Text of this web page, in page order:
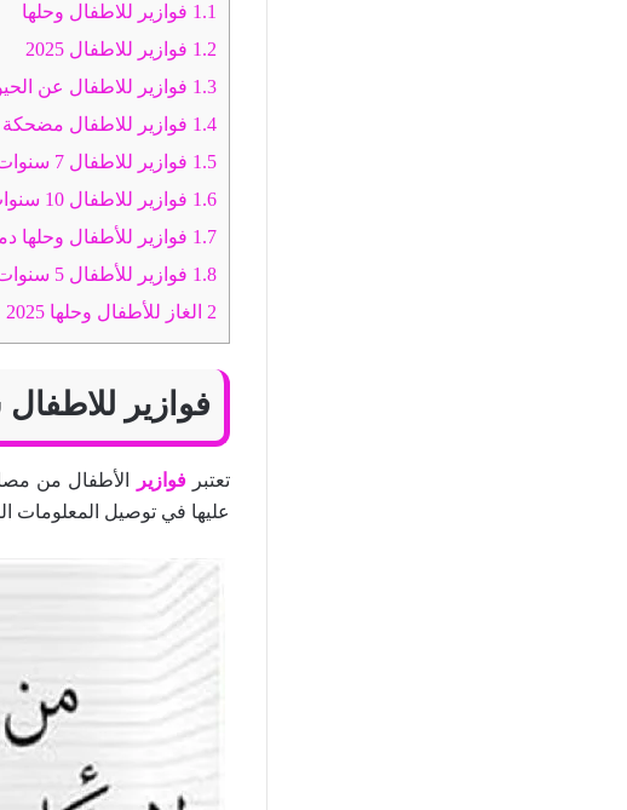
1.1 فوازير للاطفال وحلها
1.2 فوازير للاطفال 2025
1.3 فوازير للاطفال عن
1.4 فوازير للاطفال مضحكة
1.5 فوازير للاطفال 7 سنوات
1.6 فوازير للاطفال 10 سنوات
1.7 فوازير للأطفال وحلها
1.8 فوازير للأطفال 5 سنوات
2 الغاز للأطفال وحلها 2025
فوازير للاطفال
تعتبرفوازير
الأطفال من
عليها في توصيل المعلومات